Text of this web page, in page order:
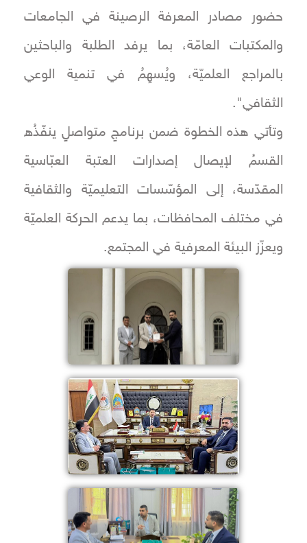
حضور مصادر المعرفة الرصينة في الجامعات
والمكتبات العامّة، بما يرفد الطلبة والباحثين
بالمراجع العلميّة، ويُسهِمُ في تنمية الوعي
الثقافي".
وتأتي هذه الخطوة ضمن برنامجٍ متواصلٍ ينفّذُه
القسمُ لإيصال إصدارات العتبة العبّاسية
المقدّسة، إلى المؤسّسات التعليميّة والثقافية
في مختلف المحافظات، بما يدعم الحركة العلميّة
ويعزّز البيئة المعرفية في المجتمع.